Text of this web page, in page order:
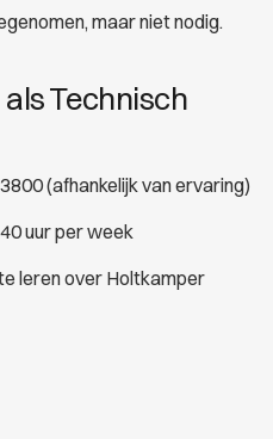
maar niet nodig.
Technisch
(afhankelijk van ervaring)
uur per week
leren over Holtkamper